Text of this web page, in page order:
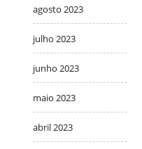
agosto 2023
julho 2023
junho 2023
maio 2023
abril 2023